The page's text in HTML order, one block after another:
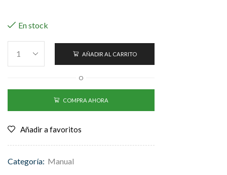
En stock
AÑADIR AL CARRITO
O
COMPRA AHORA
Añadir a favoritos
Categoría: Manual